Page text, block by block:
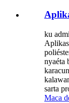
ku
nyaéta
sarta
Maca